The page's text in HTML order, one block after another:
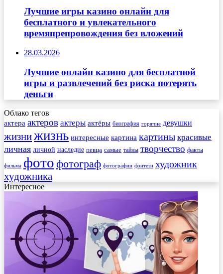
Лучшие игры казино онлайн для
бесплатного и увлекательного
времяпрепровождения без вложений
28.03.2026
Лучшие онлайн казино для бесплатной
игры и развлечений без риска потерять
деньги
Облако тегов
актера актеров актеры актёры биография горячие девушки
жизнижизнь интересные картина картины красивые
личная личной наследие певца самые тайны творчество факты
фильма фото фотограф фотографии фэнтези художник
художника
Интересное